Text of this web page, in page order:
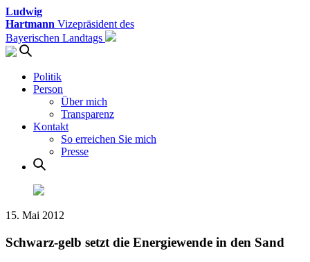
Ludwig
Hartmann Vizepräsident des
Bayerischen Landtags
Politik
Person
Über mich
Transparenz
Kontakt
So erreichen Sie mich
Presse
15. Mai 2012
Schwarz-gelb setzt die Energiewende in den Sand